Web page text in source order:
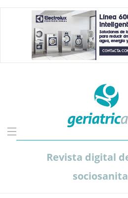
Revista digital